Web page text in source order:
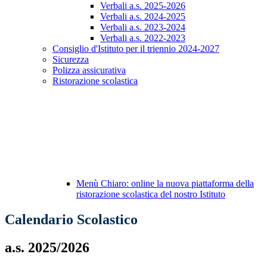
Verbali a.s. 2025-2026
Verbali a.s. 2024-2025
Verbali a.s. 2023-2024
Verbali a.s. 2022-2023
Consiglio d'Istituto per il triennio 2024-2027
Sicurezza
Polizza assicurativa
Ristorazione scolastica
Menù Chiaro: online la nuova piattaforma della
ristorazione scolastica del nostro Istituto
Calendario Scolastico
a.s. 2025/2026